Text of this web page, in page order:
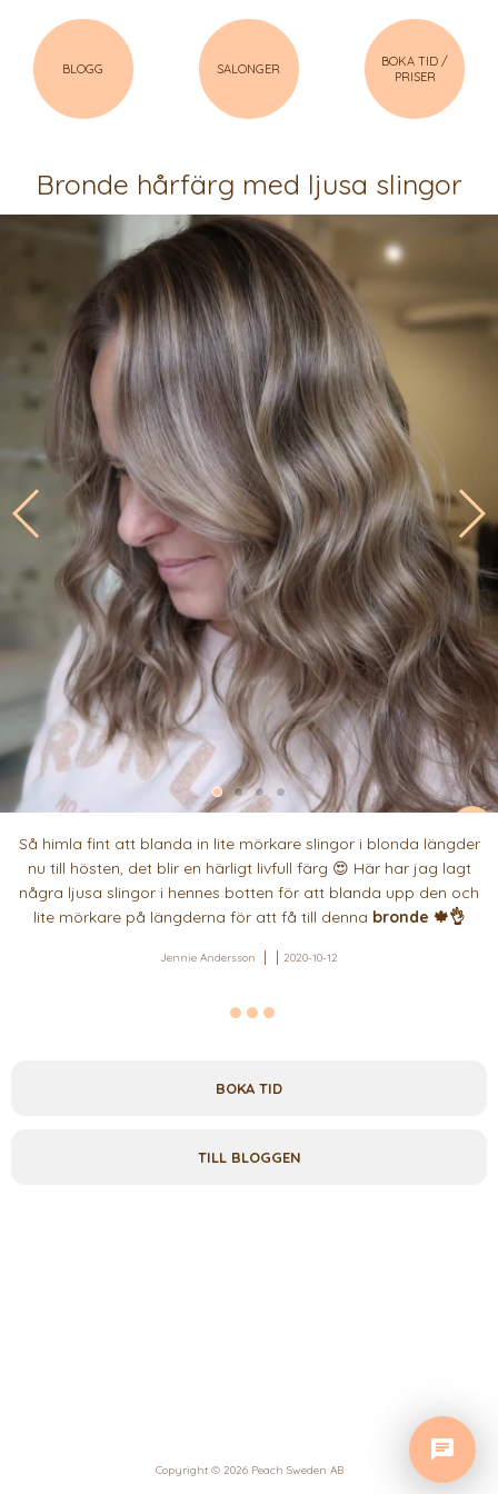
BLOGG SALONGER
BOKA TID /
PRISER
Bronde hårfärg med ljusa slingor
Så himla fint att blanda in lite mörkare slingor i blonda längder
nu till hösten, det blir en härligt livfull färg 😍 Här har jag lagt
några ljusa slingor i hennes botten för att blanda upp den och
lite mörkare på längderna för att få till denna bronde 🍁👌
Jennie Andersson 2020-10-12
BOKA TID
TILL BLOGGEN
Copyright © 2026 Peach Sweden AB